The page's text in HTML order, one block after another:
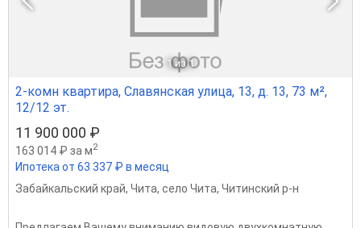
1 из 1
2-комн квартира, Славянская улица, 13, д. 13, 73 м²,
12/12 эт.
11 900 000 ₽
163 014 ₽ за м2
Ипотека от 63 337 ₽ в месяц
Забайкальский край, Чита, село Чита, Читинский р-н